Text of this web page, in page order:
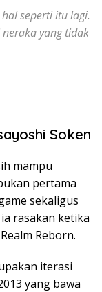
seperti itu lagi.
yang tidak
Soken
mampu
pertama
sekaligus
rasakan ketika
Reborn.
iterasi
yang bawa